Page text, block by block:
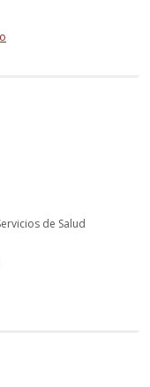
de Salud